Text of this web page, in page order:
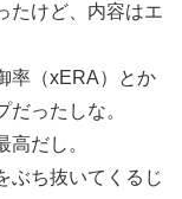
たけど、内容はエ
率（xERA）とか
ったしな。
だし。
ぶち抜いてくるじ